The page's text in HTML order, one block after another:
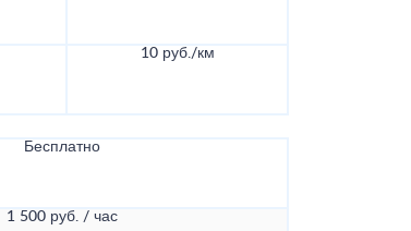
10 руб./км
Бесплатно
1 500 руб. / час